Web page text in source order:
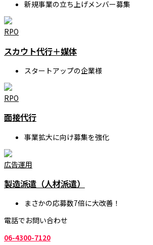
新規事業の立ち上げメンバー募集
RPO
スカウト代行＋媒体
スタートアップの企業様
RPO
面接代行
事業拡大に向け募集を強化
広告運用
製造派遣（人材派遣）
まさかの応募数7倍に大改善！
電話でお問い合わせ
06-4300-7120